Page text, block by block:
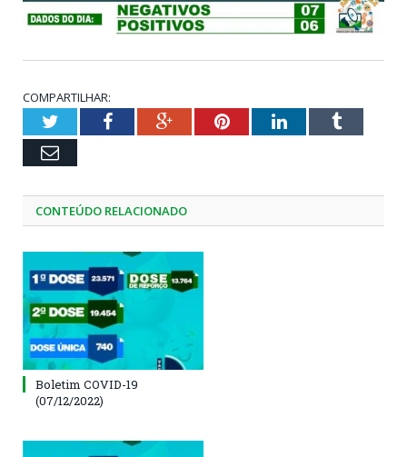
COMPARTILHAR:
TwitterFacebookGoogle+PinterestLinkedInTumblr
Email
CONTEÚDO RELACIONADO
Boletim COVID-19
(07/12/2022)